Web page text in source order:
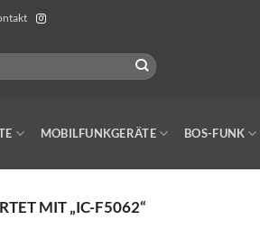
MOBILFUNKGERÄTE BOS-FUNK
MIT „IC-F5062“